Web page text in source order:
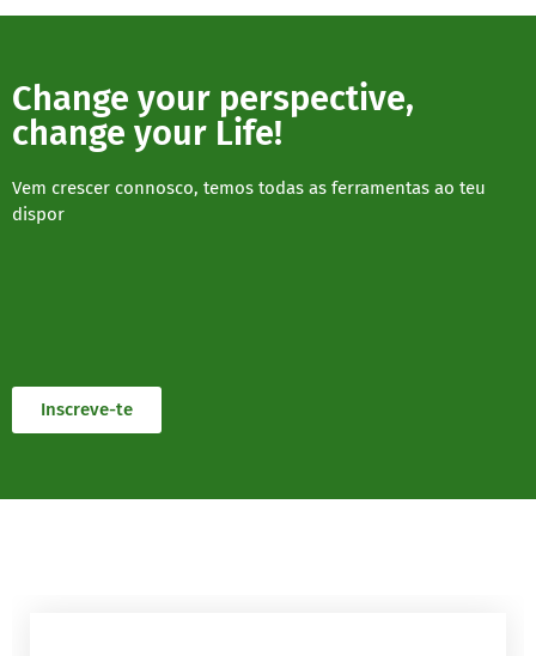
Change your perspective,
change your Life!
Vem crescer connosco, temos todas as ferramentas ao teu
dispor
Inscreve-te